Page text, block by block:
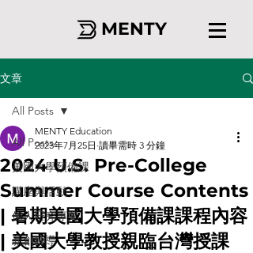
MENTY
文章
All Posts
美國大學預備課
講座與活動
個人研究專案
新創輔導
All Posts
2024 U.S. Pre-College
Summer Course Contents
| 暑期美國大學預備課課程內容
| 美國大學教授親臨台灣授課
MENTY Education
2023年7月25日 讀畢需時 3 分鐘